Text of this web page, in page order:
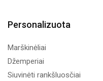
Personalizuota
Marškinėliai
Džemperiai
Siuvinėti rankšluosčiai